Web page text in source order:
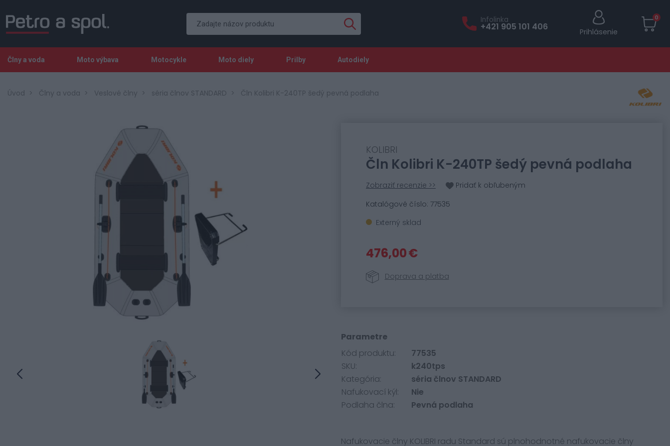
Infolinka
+421 905 101 406 Prihlásenie
0
Člny a voda Moto výbava Motocykle Moto diely Prilby Autodiely
Úvod Člny a voda Veslové člny séria člnov STANDARD Čln Kolibri K-240TP šedý pevná podlaha
KOLIBRI
Čln Kolibri K-240TP šedý pevná podlaha
Zobraziť recenzie >>
Pridať k obľubeným
Katalógové číslo: 77535
Externý sklad
476,00 €
Doprava a platba
Parametre
Kód produktu:
77535
SKU:
k240tps
Kategória:
séria člnov STANDARD
Nafukovací kýl:
Nie
Podlaha člna:
Pevná podlaha
Nafukovacie člny KOLIBRI radu Standard sú plnohodnotné nafukovacie člny